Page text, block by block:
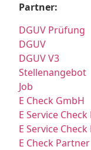
Partner:
DGUV Prüfung
DGUV
DGUV V3
Stellenangebot
Job
E Check GmbH
E Service
E Service
E Check